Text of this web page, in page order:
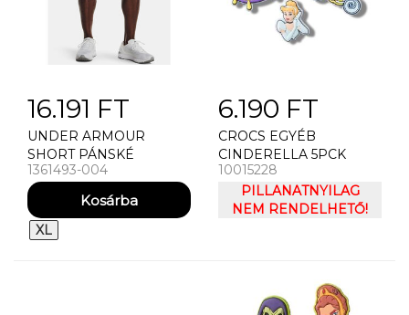
16.191 FT
UNDER ARMOUR
SHORT PÁNSKÉ
KRAASY UNDER
ARMOUR UA LAUNCH
7'' SHORT
1361493-004
XL
6.190 FT
CROCS EGYÉB
CINDERELLA 5PCK
10015228
PILLANATNYILAG
NEM RENDELHETŐ!